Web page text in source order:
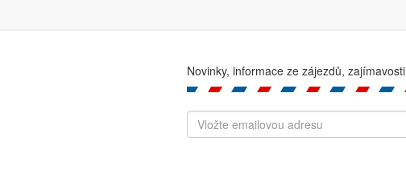
Novinky, informace ze zájezdů, zajímavosti